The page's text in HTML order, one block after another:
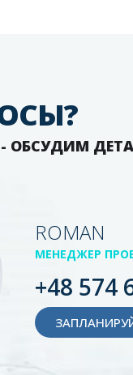
ОБСУДИМ
ROMAN
МЕНЕДЖЕР
+48 574